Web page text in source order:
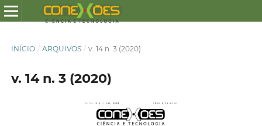
INÍCIO / ARQUIVOS / v. 14 n. 3 (2020)
v. 14 n. 3 (2020)